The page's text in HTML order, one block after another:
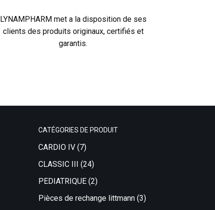
LYNAMPHARM met a la disposition de ses
clients des produits originaux, certifiés et
garantis.
CATÉGORIES DE PRODUIT
CARDIO IV (7)
CLASSIC III (24)
PEDIATRIQUE (2)
Pièces de rechange littmann (3)